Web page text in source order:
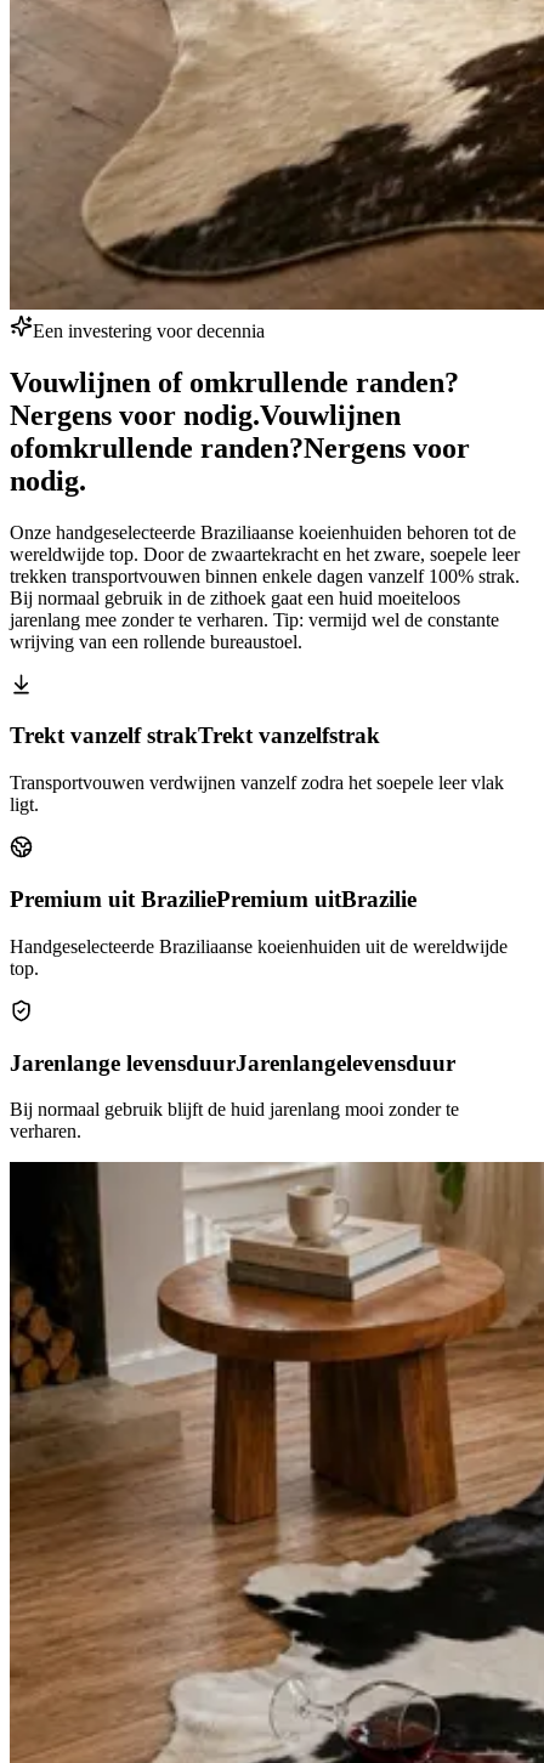
Een investering voor decennia
Vouwlijnen of omkrullende randen?
Nergens voor nodig.Vouwlijnen
ofomkrullende randen?Nergens voor
nodig.
Onze handgeselecteerde Braziliaanse koeienhuiden behoren tot de
wereldwijde top. Door de zwaartekracht en het zware, soepele leer
trekken transportvouwen binnen enkele dagen vanzelf 100% strak.
Bij normaal gebruik in de zithoek gaat een huid moeiteloos
jarenlang mee zonder te verharen. Tip: vermijd wel de constante
wrijving van een rollende bureaustoel.
Trekt vanzelf strakTrekt vanzelfstrak
Transportvouwen verdwijnen vanzelf zodra het soepele leer vlak
ligt.
Premium uit BraziliePremium uitBrazilie
Handgeselecteerde Braziliaanse koeienhuiden uit de wereldwijde
top.
Jarenlange levensduurJarenlangelevensduur
Bij normaal gebruik blijft de huid jarenlang mooi zonder te
verharen.